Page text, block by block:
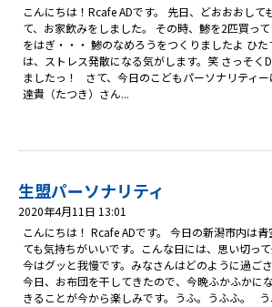
こんにちは！Rcafe ADです。 先日、どおおおして
て、お家飲みをしました。 その時、鯵を2匹買っ
をはぎ・・・ 鯵のなめろうをつくりましたよ ひ
は、ストレス発散になる気がします。笑 さっそく
ましたっ！ さて、今日のこどもパーソナリティ
達貴（たつき）さん...
生盟パーソナリティ
2020年4月11日 13:01
こんにちは！ Rcafe ADです。 今日の新潟市内は
ても気持ちがいいです。こんな日には、思い切って
今はグッと我慢です。みなさんはどのように過ご
今日、お布団を干してきたので、今晩ふかふかに
きることが今から楽しみです。うふ。うふふ。